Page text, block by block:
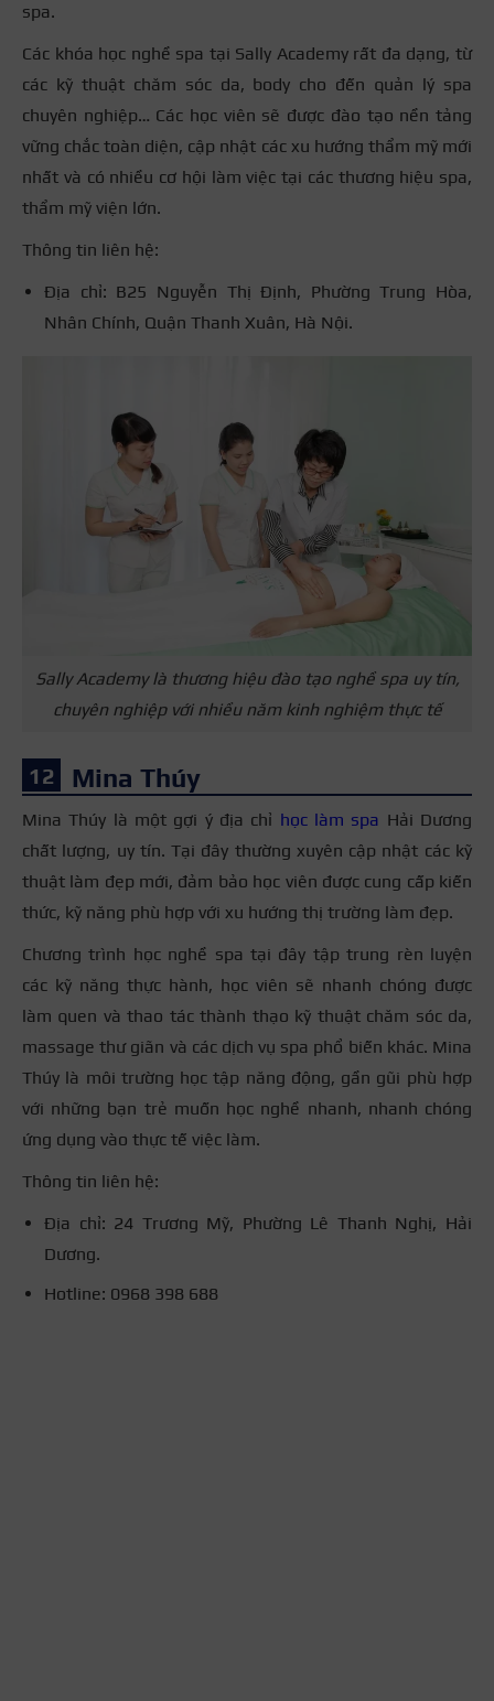
spa.
Các khóa học nghề spa tại Sally Academy rất đa dạng, từ
các kỹ thuật chăm sóc da, body cho đến quản lý spa
chuyên nghiệp… Các học viên sẽ được đào tạo nền tảng
vững chắc toàn diện, cập nhật các xu hướng thẩm mỹ mới
nhất và có nhiều cơ hội làm việc tại các thương hiệu spa,
thẩm mỹ viện lớn.
Thông tin liên hệ:
Địa chỉ: B25 Nguyễn Thị Định, Phường Trung Hòa,
Nhân Chính, Quận Thanh Xuân, Hà Nội.
Sally Academy là thương hiệu đào tạo nghề spa uy tín,
chuyên nghiệp với nhiều năm kinh nghiệm thực tế
Mina Thúy
Mina Thúy là một gợi ý địa chỉ học làm spa Hải Dương
chất lượng, uy tín. Tại đây thường xuyên cập nhật các kỹ
thuật làm đẹp mới, đảm bảo học viên được cung cấp kiến
thức, kỹ năng phù hợp với xu hướng thị trường làm đẹp.
Chương trình học nghề spa tại đây tập trung rèn luyện
các kỹ năng thực hành, học viên sẽ nhanh chóng được
làm quen và thao tác thành thạo kỹ thuật chăm sóc da,
massage thư giãn và các dịch vụ spa phổ biến khác. Mina
Thúy là môi trường học tập năng động, gần gũi phù hợp
với những bạn trẻ muốn học nghề nhanh, nhanh chóng
ứng dụng vào thực tế việc làm.
Thông tin liên hệ:
Địa chỉ: 24 Trương Mỹ, Phường Lê Thanh Nghị, Hải
Dương.
Hotline: 0968 398 688